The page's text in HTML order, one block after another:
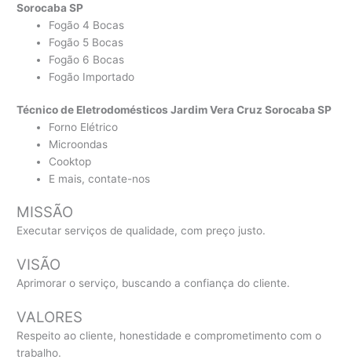
Sorocaba SP
Fogão 4 Bocas
Fogão 5 Bocas
Fogão 6 Bocas
Fogão Importado
Técnico de Eletrodomésticos Jardim Vera Cruz Sorocaba SP
Forno Elétrico
Microondas
Cooktop
E mais, contate-nos
MISSÃO
Executar serviços de qualidade, com preço justo.
VISÃO
Aprimorar o serviço, buscando a confiança do cliente.
VALORES
Respeito ao cliente, honestidade e comprometimento com o
trabalho.